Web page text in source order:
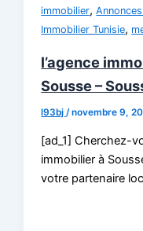
immobilier,
Immobilier Tunisie,
l’agence
Sousse –
l93bj/novembre 9,
[ad_1] Cherchez-
immobilier à
votre partenaire